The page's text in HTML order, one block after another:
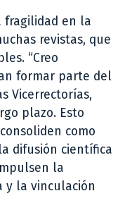
fragilidad en la
revistas, que
“Creo
formar parte del
Vicerrectorías,
plazo. Esto
como
difusión científica
la
y la vinculación